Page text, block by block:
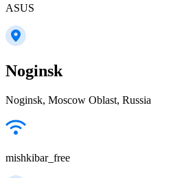
ASUS
Noginsk
Noginsk, Moscow Oblast, Russia
mishkibar_free